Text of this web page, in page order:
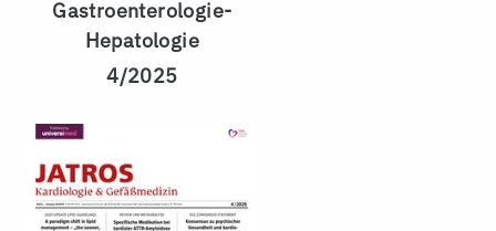
Gastroenterologie-
Hepatologie
4/2025